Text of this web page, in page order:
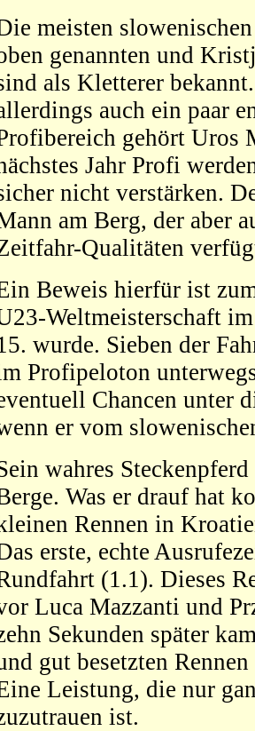
meisten
genannten und
als Kletterer
auch ein paar
gehört Uros
Jahr Profi
nicht verstärken.
am Berg, der aber
Qualitäten
Beweis hierfür ist
Weltmeisterschaft
wurde. Sieben der
Profipeloton
Chancen unter
er vom
wahres
Was er drauf hat
Rennen in
erste, echte
(1.1). Dieses
Luca Mazzanti und
Sekunden später
gut besetzten
Leistung, die nur
ist.